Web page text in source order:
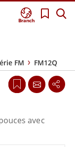
Branch
FM
FM12Q
avec